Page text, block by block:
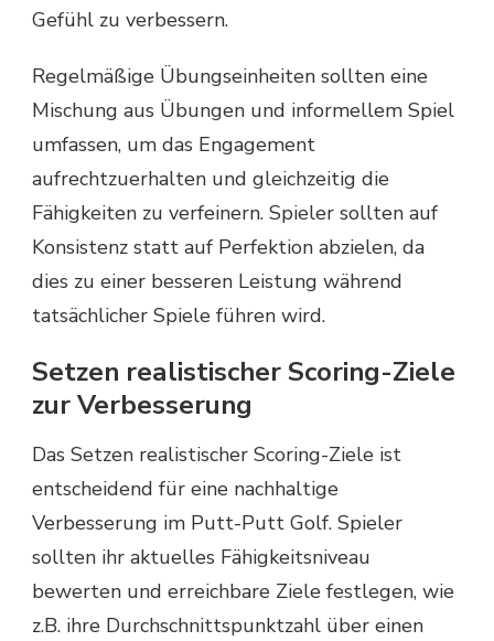
Gefühl zu verbessern.
Regelmäßige Übungseinheiten sollten eine
Mischung aus Übungen und informellem Spiel
umfassen, um das Engagement
aufrechtzuerhalten und gleichzeitig die
Fähigkeiten zu verfeinern. Spieler sollten auf
Konsistenz statt auf Perfektion abzielen, da
dies zu einer besseren Leistung während
tatsächlicher Spiele führen wird.
Setzen realistischer Scoring-Ziele
zur Verbesserung
Das Setzen realistischer Scoring-Ziele ist
entscheidend für eine nachhaltige
Verbesserung im Putt-Putt Golf. Spieler
sollten ihr aktuelles Fähigkeitsniveau
bewerten und erreichbare Ziele festlegen, wie
z.B. ihre Durchschnittspunktzahl über einen